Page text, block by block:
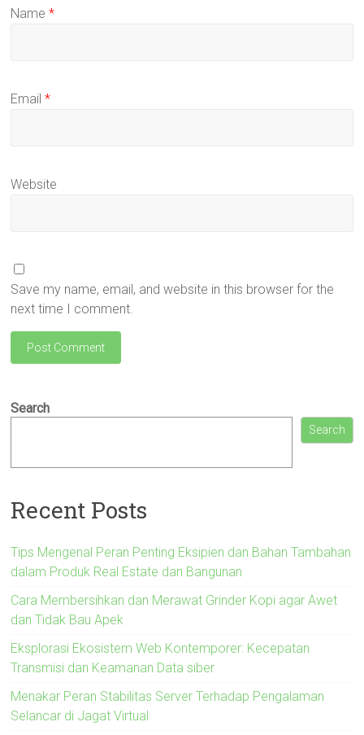
Name*
Email*
Website
Save my name, email, and website in this browser for the
next time I comment.
Search
Search
Recent Posts
Tips Mengenal Peran Penting Eksipien dan Bahan Tambahan
dalam Produk Real Estate dan Bangunan
Cara Membersihkan dan Merawat Grinder Kopi agar Awet
dan Tidak Bau Apek
Eksplorasi Ekosistem Web Kontemporer: Kecepatan
Transmisi dan Keamanan Data siber
Menakar Peran Stabilitas Server Terhadap Pengalaman
Selancar di Jagat Virtual